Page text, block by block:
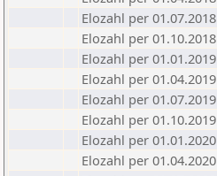
Elozahl per 01.07.2018
Elozahl per 01.10.2018
Elozahl per 01.01.2019
Elozahl per 01.04.2019
Elozahl per 01.07.2019
Elozahl per 01.10.2019
Elozahl per 01.01.2020
Elozahl per 01.04.2020